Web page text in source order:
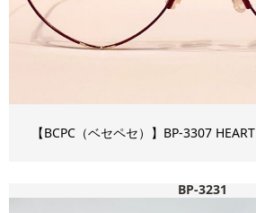
【BCPC（ベセペセ）】BP-3307 HEART
BP-3231